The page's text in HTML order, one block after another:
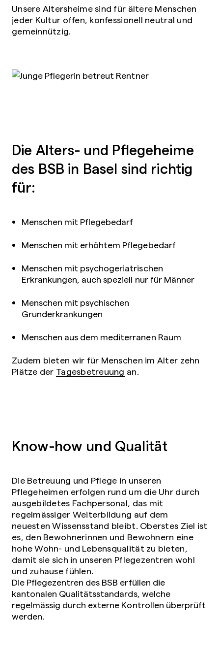
Unsere Altersheime sind für ältere Menschen
jeder Kultur offen, konfessionell neutral und
gemeinnützig.
Die Alters- und Pflegeheime
des BSB in Basel sind richtig
für:
Menschen mit Pflegebedarf
Menschen mit erhöhtem Pflegebedarf
Menschen mit psychogeriatrischen
Erkrankungen, auch speziell nur für Männer
Menschen mit psychischen
Grunderkrankungen
Menschen aus dem mediterranen Raum
Zudem bieten wir für Menschen im Alter zehn
Plätze der Tagesbetreuung an.
Know-how und Qualität
Die Betreuung und Pflege in unseren
Pflegeheimen erfolgen rund um die Uhr durch
ausgebildetes Fachpersonal, das mit
regelmässiger Weiterbildung auf dem
neuesten Wissensstand bleibt. Oberstes Ziel ist
es, den Bewohnerinnen und Bewohnern eine
hohe Wohn- und Lebensqualität zu bieten,
damit sie sich in unseren Pflegezentren wohl
und zuhause fühlen.
Die Pflegezentren des BSB erfüllen die
kantonalen Qualitätsstandards, welche
regelmässig durch externe Kontrollen überprüft
werden.